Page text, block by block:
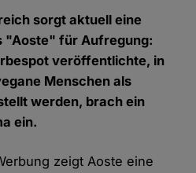
sorgt aktuell eine
"Aoste" für Aufregung:
veröffentlichte, in
Menschen als
werden, brach ein
ein.
zeigt Aoste eine